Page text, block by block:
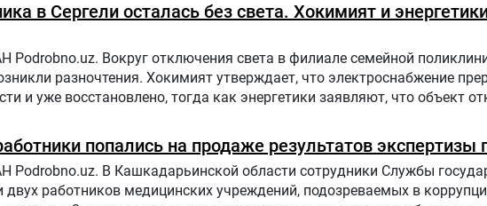
в Сергели осталась без света. Хокимият и
Podrobno.uz. Вокруг отключения света в филиале семейной
разночтения. Хокимият утверждает, что электроснабжение
и уже восстановлено, тогда как энергетики заявляют, что объект
попались на продаже результатов экспертизы
Podrobno.uz. В Кашкадарьинской области сотрудники Службы
двух работников медицинских учреждений, подозреваемых в